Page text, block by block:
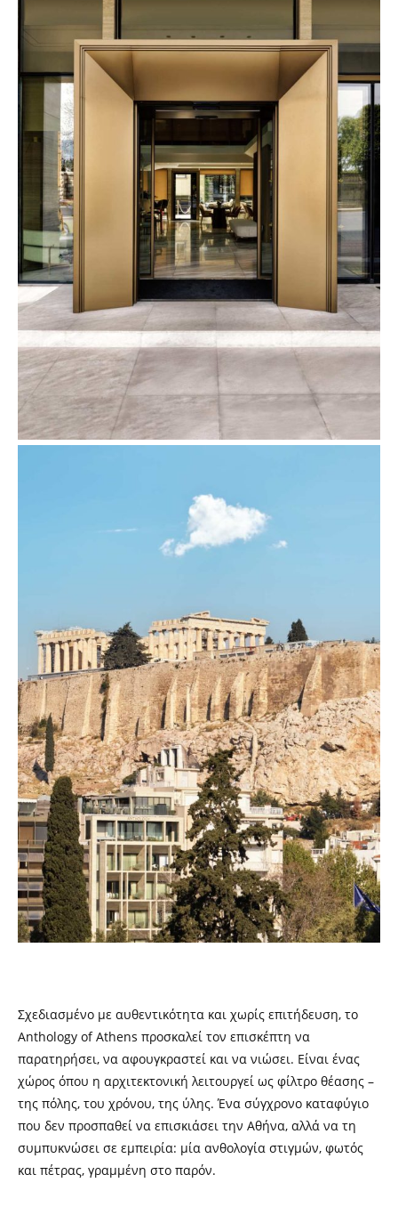
Σχεδιασμένο με αυθεντικότητα και χωρίς επιτήδευση, το
Anthology of Athens προσκαλεί τον επισκέπτη να
παρατηρήσει, να αφουγκραστεί και να νιώσει. Είναι ένας
χώρος όπου η αρχιτεκτονική λειτουργεί ως φίλτρο θέασης –
της πόλης, του χρόνου, της ύλης. Ένα σύγχρονο καταφύγιο
που δεν προσπαθεί να επισκιάσει την Αθήνα, αλλά να τη
συμπυκνώσει σε εμπειρία: μία ανθολογία στιγμών, φωτός
και πέτρας, γραμμένη στο παρόν.